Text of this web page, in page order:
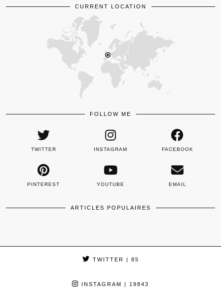
CURRENT LOCATION
FOLLOW ME
TWITTER INSTAGRAM FACEBOOK
PINTEREST YOUTUBE EMAIL
ARTICLES POPULAIRES
TWITTER | 85
INSTAGRAM | 19843